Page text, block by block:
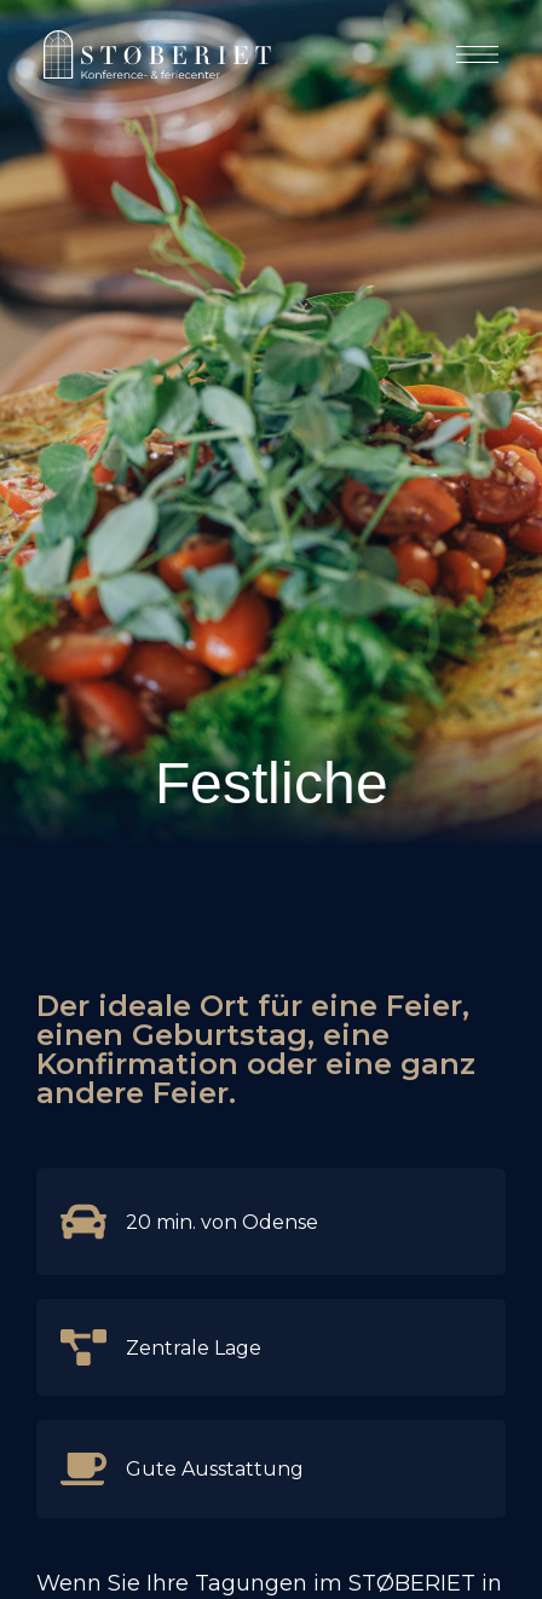
Festliche
Der ideale Ort für eine Feier,
einen Geburtstag, eine
Konfirmation oder eine ganz
andere Feier.
20 min. von Odense
Zentrale Lage
Gute Ausstattung
Wenn Sie Ihre Tagungen im STØBERIET in